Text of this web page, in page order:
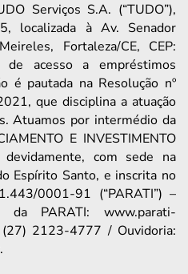
Serviços S.A. (“TUDO”),
localizada à Av. Senador
Fortaleza/CE, CEP:
acesso a empréstimos
é pautada na Resolução nº
que disciplina a atuação
Atuamos por intermédio da
E INVESTIMENTO
com sede na
Espírito Santo, e inscrita no
0001-91 (“PARATI”) –
da PARATI: www.parati-
2123-4777 / Ouvidoria: